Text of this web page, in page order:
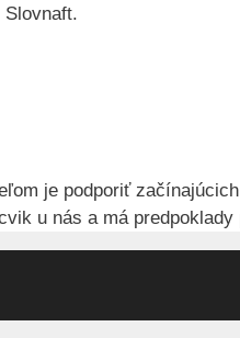
je podporiť
u nás a má predpoklady